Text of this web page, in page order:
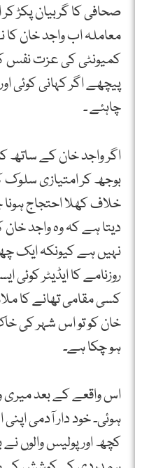
صحافی کا گربیان پکڑ
معاملہ اب واجد خان
کمیونٹی کی عزت نفس
پیچھے اگر کہانی کوئی
چاہئے ۔
اگر واجد خان کے ساتھ
بوجھ کر امتیازی
خلاف کھلا احتجاج ہونا
دیتا ہے کہ وہ واجد خان
نہیں ہے کیونکہ ایک
روزنامے کا ایڈیٹر کوئی
کسی مقامی تھانے کا
خان کو تو اس شہر کی
ہو چکا ہے۔
اس واقعے کے بعد میری
ہوئی۔ خود دار آدمی
کچھ اور پولیس والوں